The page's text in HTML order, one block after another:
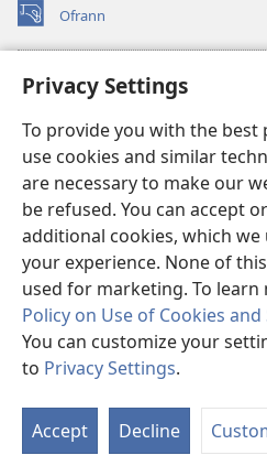
Privacy Settings
To provide you with the best
use cookies and similar
are necessary to make our
be refused. You can accept
additional cookies, which
your experience. None of
used for marketing. To learn
Policy on Use of Cookies
You can customize your
to Privacy Settings.
Accept Decline
Ofrann
(opens
new
Bibliyotèk sou Entènèt
(opens
window)JW Hub
(opens
new
window)JW Library
Watchtower Library
Copyright© 2026 Watch Tower Bible
RÈG POU W KA ITILIZE L|
PARAMÈT